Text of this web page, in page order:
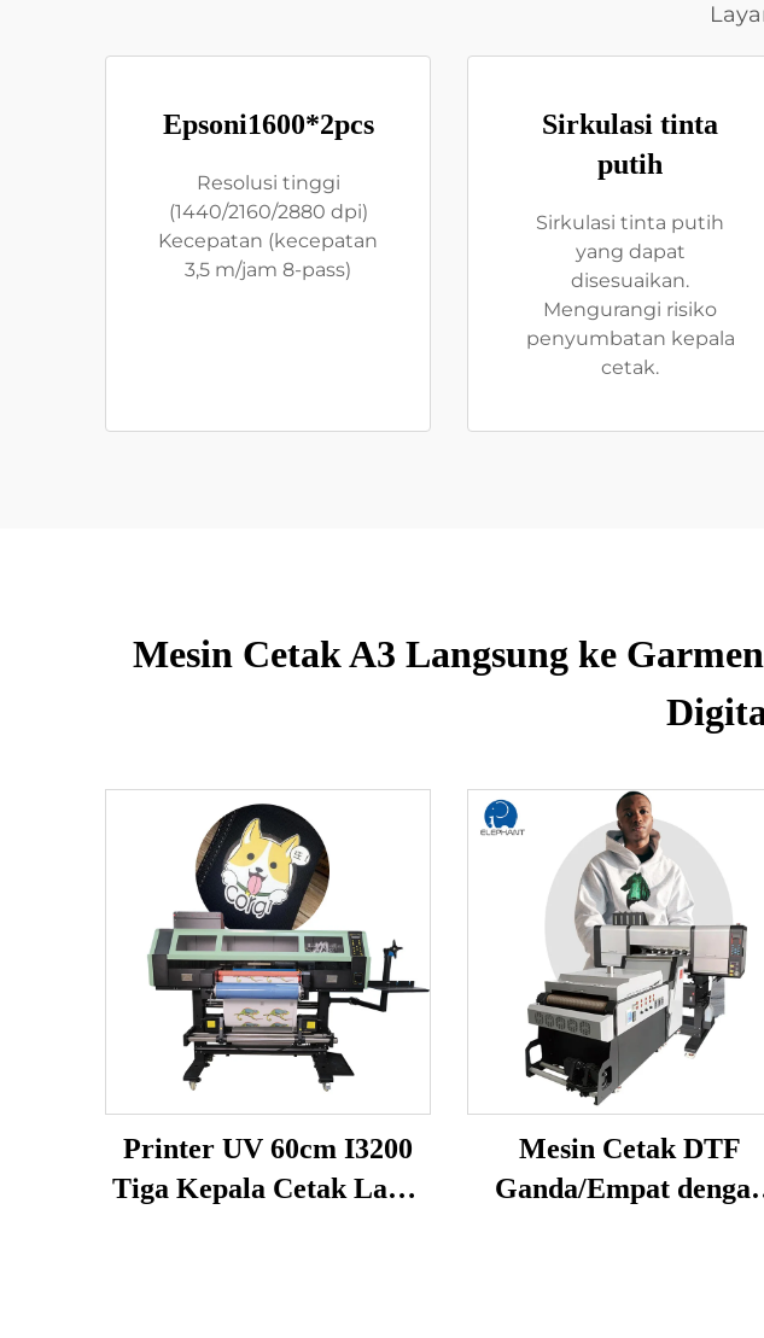
Epsoni1600*2pcs
Resolusi tinggi
(1440/2160/2880 dpi)
Kecepatan (kecepatan
3,5 m/jam 8-pass)
Sirkulasi tinta
putih
Sirkulasi tinta putih
yang dapat
disesuaikan.
Mengurangi risiko
penyumbatan kepala
cetak.
Mesin Cetak A3 Langsung ke
Printer UV 60cm I3200
Tiga Kepala Cetak Label
Mesin Cetak DTF
Ganda/Empat